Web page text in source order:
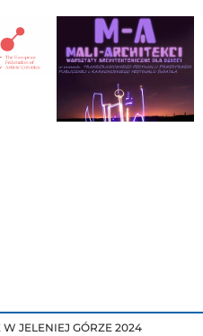
JELENIEJ GÓRZE 2024